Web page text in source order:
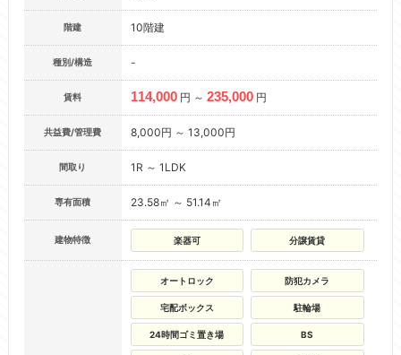
階建 10階建
種別/構造 -
賃料 114,000 円 ～ 235,000 円
共益費/管理費 8,000円 ～ 13,000円
間取り 1R ～ 1LDK
専有面積 23.58㎡ ～ 51.14㎡
建物特徴 楽器可 分譲賃貸
オートロック 防犯カメラ
宅配ボックス 駐輪場
24時間ゴミ置き場 BS